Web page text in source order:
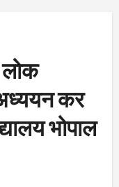
लोक
कर
भोपाल